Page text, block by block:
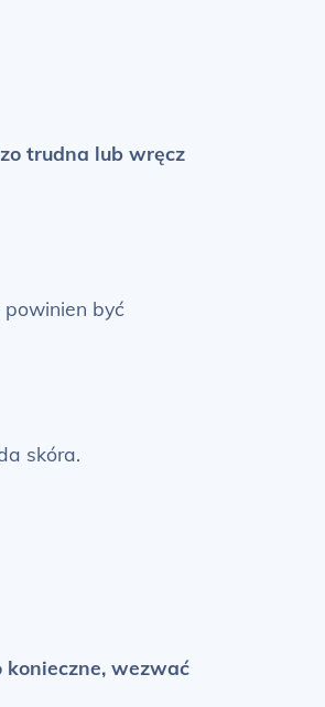
trudna lub wręcz
być
skóra.
wezwać